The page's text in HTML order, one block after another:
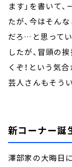
ます」を書いて
たが、今はそん
だろ…と思って
したが、冒頭の
くぞ！という気
芸人さんもそう
新コーナー誕
澤部家の大晦日